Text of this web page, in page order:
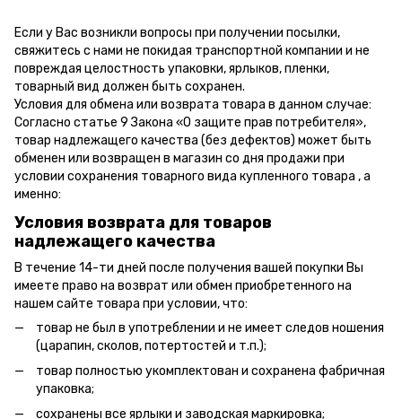
Если у Вас возникли вопросы при получении посылки,
свяжитесь с нами не покидая транспортной компании и не
повреждая целостность упаковки, ярлыков, пленки,
товарный вид должен быть сохранен.
Условия для обмена или возврата товара в данном случае:
Согласно статье 9 Закона «О защите прав потребителя»,
товар надлежащего качества (без дефектов) может быть
обменен или возвращен в магазин со дня продажи при
условии сохранения товарного вида купленного товара , а
именно:
Условия возврата для товаров
надлежащего качества
В течение 14-ти дней после получения вашей покупки Вы
имеете право на возврат или обмен приобретенного на
нашем сайте товара при условии, что:
товар не был в употреблении и не имеет следов ношения
(царапин, сколов, потертостей и т.п.);
товар полностью укомплектован и сохранена фабричная
упаковка;
сохранены все ярлыки и заводская маркировка;